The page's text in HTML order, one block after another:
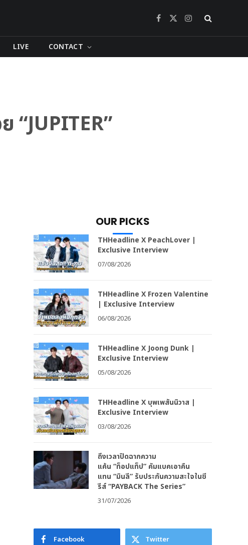
Facebook
X
Instagram
LIVE CONTACT
“JUPITER”
OUR PICKS
THHeadline X PeachLover |
Exclusive Interview
07/08/2026
THHeadline X Frozen Valentine
| Exclusive Interview
06/08/2026
THHeadline X Joong Dunk |
Exclusive Interview
05/08/2026
THHeadline X บุพเพสันนิวาส |
Exclusive Interview
03/08/2026
ถึงเวลาปิดฉากความ
แค้น “ท็อปแท็ป” คัมแบคเอาคืน
แทน “มินลี” รับประกันความสะใจในซี
รีส์ “PAYBACK The Series”
31/07/2026
Facebook Twitter